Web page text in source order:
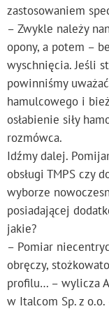
zastosowaniem
– Zwykle należy
opony, a potem –
wyschnięcia. Jeśli
powinniśmy
hamulcowego i
osłabienie siły
rozmówca.
Idźmy dalej.
obsługi TMPS czy
wyborze
posiadającej
jakie?
– Pomiar
obręczy,
profilu… – wylicza
w Italcom Sp. z